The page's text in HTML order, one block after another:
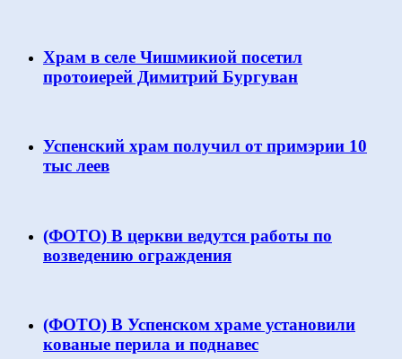
Храм в селе Чишмикиой посетил
протоиерей Димитрий Бургуван
Успенский храм получил от примэрии 10
тыс леев
(ФОТО) В церкви ведутся работы по
возведению ограждения
(ФОТО) В Успенском храме установили
кованые перила и поднавес